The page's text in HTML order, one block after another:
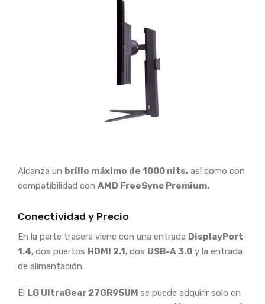
Alcanza un brillo máximo de 1000 nits, así como con
compatibilidad con AMD FreeSync Premium.
Conectividad y Precio
En la parte trasera viene con una entrada DisplayPort
1.4,dos puertos HDMI 2.1,dos USB-A 3.0 y la entrada
de alimentación.
El LG UltraGear 27GR95UM se puede adquirir solo en